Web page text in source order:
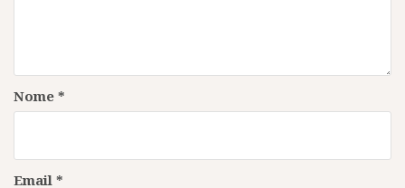
Nome *
Email *